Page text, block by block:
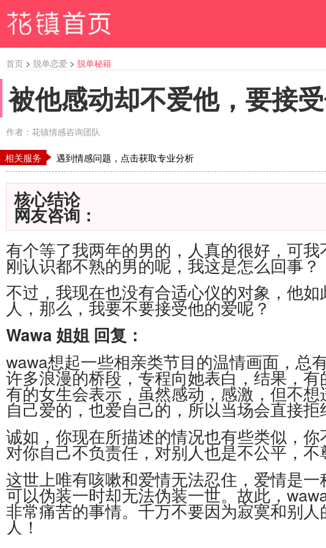
首页 > 脱单恋爱 > 脱单秘籍
被他感动却不爱他，要接
作者：花镇情感咨询团队
相关服务 遇到情感问题，点击获取专业分析
核心结论
网友咨询：
有个等了我两年的男的，人真的很好，可
刚认识都不熟的男的呢，我这是怎么回事？
不过，我现在也没有合适心仪的对象，他
人，那么，我要不要接受他的爱呢？
Wawa 姐姐 回复：
wawa想起一些相亲类节目的温情画面，总
许多浪漫的桥段，专程向她表白，结果，
有的女生会表示，虽然感动，感激，但不
自己爱的，也爱自己的，所以当场会直接拒
诚如，你现在所描述的情况也有些类似，
对你自己不负责任，对别人也是不公平，
这世上唯有咳嗽和爱情无法忍住，爱情是
可以伪装一时却无法伪装一世。故此，
非常痛苦的事情。千万不要因为寂寞和别
人！